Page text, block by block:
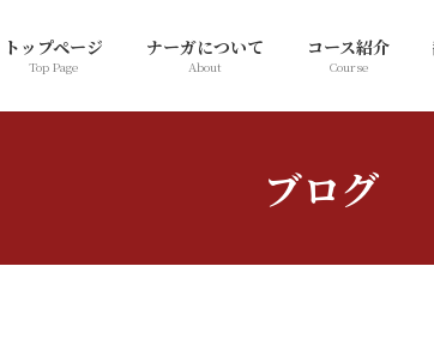
トップページ
Top Page
ナーガについて
About
コース紹介
Course
ブログ